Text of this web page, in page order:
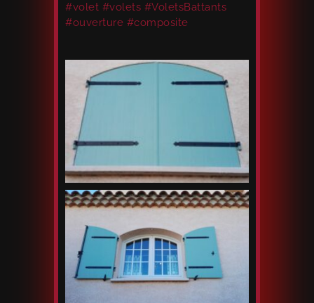
#volet #volets #VoletsBattants
#ouverture #composite